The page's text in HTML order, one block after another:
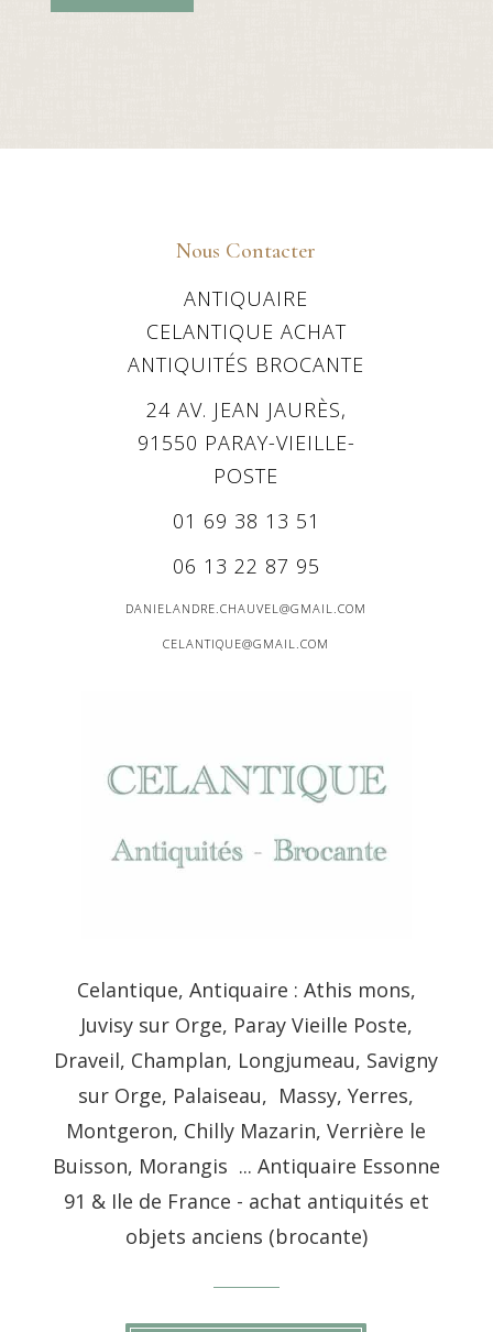
Nous Contacter
ANTIQUAIRE
CELANTIQUE ACHAT
ANTIQUITÉS BROCANTE
24 AV. JEAN JAURÈS,
91550 PARAY-VIEILLE-
POSTE
01 69 38 13 51
06 13 22 87 95
DANIELANDRE.CHAUVEL@GMAIL.COM
CELANTIQUE@GMAIL.COM
Celantique, Antiquaire : Athis mons,
Juvisy sur Orge, Paray Vieille Poste,
Draveil, Champlan, Longjumeau, Savigny
sur Orge, Palaiseau, Massy, Yerres,
Montgeron, Chilly Mazarin, Verrière le
Buisson, Morangis ... Antiquaire Essonne
91 & Ile de France - achat antiquités et
objets anciens (brocante)